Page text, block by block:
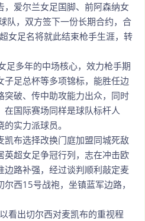
，爱尔兰女足国脚、前阿森纳女
队，双方签下一份长期合约，合
女足名将就此结束枪手生涯，转
足多年的中场核心，效力枪手期
子足总杯等多项锦标，能胜任边
突破、传中助攻能力出众，同时
国际赛场同样是球队标杆人
实力派球员。
凯布选择改换门庭加盟同城死敌
英超女足争冠行列，志在冲击欧
边路补强，经过谈判顺利敲定麦
西15号战袍，坐镇蓝军边路，
看出切尔西对麦凯布的重视程